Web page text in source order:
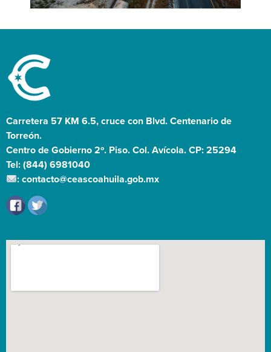
Carretera 57 KM 6.5, cruce con Blvd. Centenario de
Torreón.
Centro de Gobierno 2º. Piso. Col. Avícola. CP: 25294
Tel: (844) 6981040
: contacto@ceascoahuila.gob.mx